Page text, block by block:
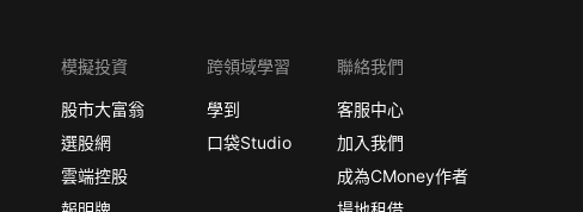
模擬投資
股市大富翁
選股網
雲端控股
跨領域學習
學到
口袋Studio
聯絡我們
客服中心
加入我們
成為CMoney作者